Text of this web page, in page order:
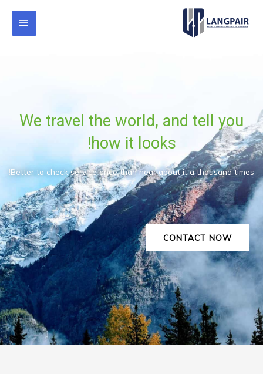
We travel the world, and tell you
how it looks!
Better to check service once than hear about it a thousand times!
CONTACT NOW